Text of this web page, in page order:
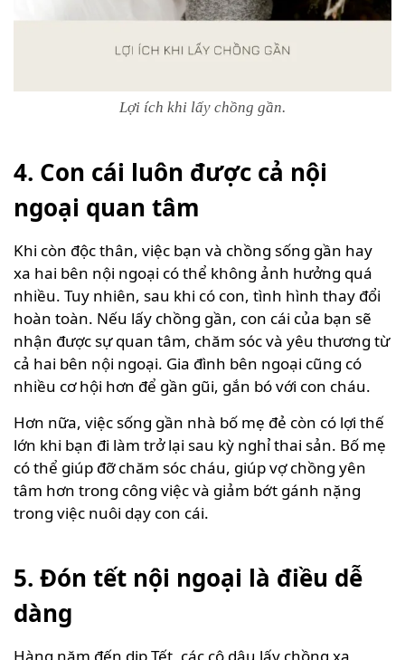
Lợi ích khi lấy chồng gần.
4. Con cái luôn được cả nội
ngoại quan tâm
Khi còn độc thân, việc bạn và chồng sống gần hay
xa hai bên nội ngoại có thể không ảnh hưởng quá
nhiều. Tuy nhiên, sau khi có con, tình hình thay đổi
hoàn toàn. Nếu lấy chồng gần, con cái của bạn sẽ
nhận được sự quan tâm, chăm sóc và yêu thương từ
cả hai bên nội ngoại. Gia đình bên ngoại cũng có
nhiều cơ hội hơn để gần gũi, gắn bó với con cháu.
Hơn nữa, việc sống gần nhà bố mẹ đẻ còn có lợi thế
lớn khi bạn đi làm trở lại sau kỳ nghỉ thai sản. Bố mẹ
có thể giúp đỡ chăm sóc cháu, giúp vợ chồng yên
tâm hơn trong công việc và giảm bớt gánh nặng
trong việc nuôi dạy con cái.
5. Đón tết nội ngoại là điều dễ
dàng